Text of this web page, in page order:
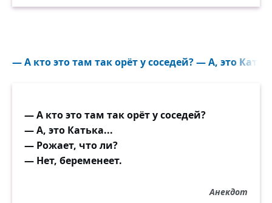
— А кто это там так орёт у соседей? — А, это
— А кто это там так орёт у соседей?
— А, это Катька...
— Рожает, что ли?
— Нет, беременеет.
Анекдот